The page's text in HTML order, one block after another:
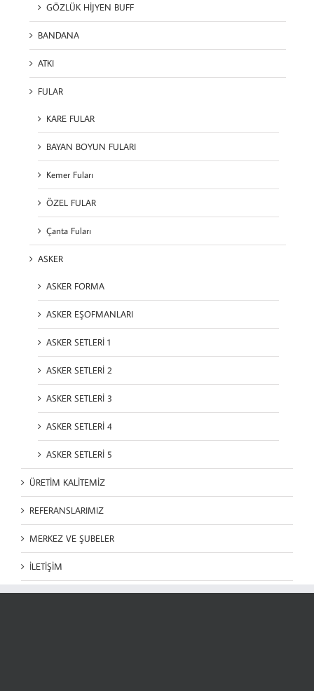
GÖZLÜK HİJYEN BUFF
BANDANA
ATKI
FULAR
KARE FULAR
BAYAN BOYUN FULARI
Kemer Fuları
ÖZEL FULAR
Çanta Fuları
ASKER
ASKER FORMA
ASKER EŞOFMANLARI
ASKER SETLERİ 1
ASKER SETLERİ 2
ASKER SETLERİ 3
ASKER SETLERİ 4
ASKER SETLERİ 5
ÜRETİM KALİTEMİZ
REFERANSLARIMIZ
MERKEZ VE ŞUBELER
İLETİŞİM